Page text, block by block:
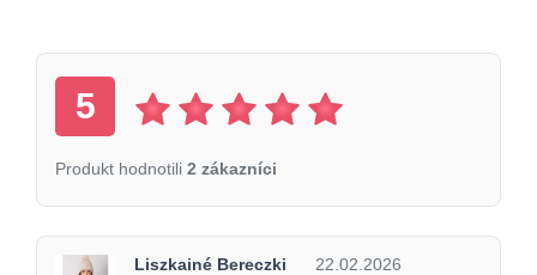
5
Produkt hodnotili 2 zákazníci
Liszkainé Bereczki 22.02.2026